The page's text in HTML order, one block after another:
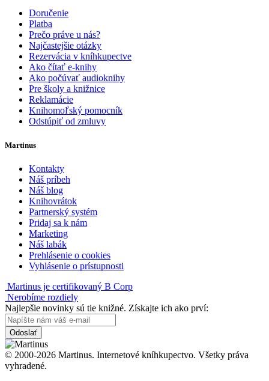
Doručenie
Platba
Prečo práve u nás?
Najčastejšie otázky
Rezervácia v kníhkupectve
Ako čítať e-knihy
Ako počúvať audioknihy
Pre školy a knižnice
Reklamácie
Knihomoľský pomocník
Odstúpiť od zmluvy
Martinus
Kontakty
Náš príbeh
Náš blog
Knihovrátok
Partnerský systém
Pridaj sa k nám
Marketing
Náš labák
Prehlásenie o cookies
Vyhlásenie o prístupnosti
Martinus je certifikovaný B Corp
Nerobíme rozdiely
Najlepšie novinky sú tie knižné. Získajte ich ako prví:
Odoslať
© 2000-2026 Martinus. Internetové kníhkupectvo. Všetky práva
vyhradené.